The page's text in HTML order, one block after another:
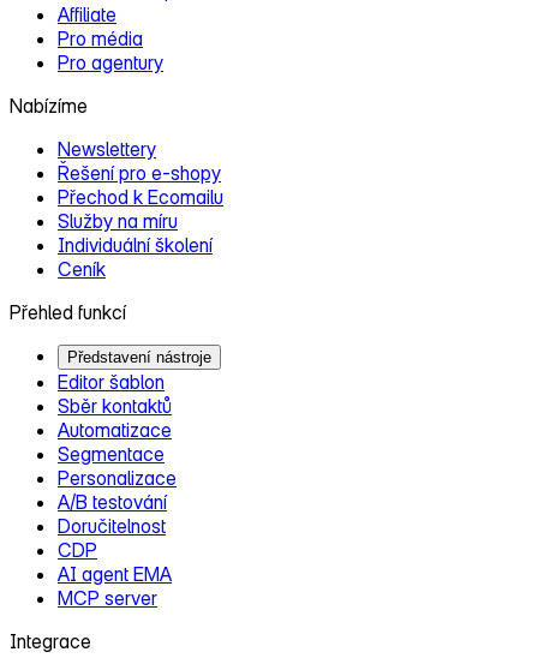
Affiliate
Pro média
Pro agentury
Nabízíme
Newslettery
Řešení pro e‑shopy
Přechod k Ecomailu
Služby na míru
Individuální školení
Ceník
Přehled funkcí
Představení nástroje
Editor šablon
Sběr kontaktů
Automatizace
Segmentace
Personalizace
A/B testování
Doručitelnost
CDP
AI agent EMA
MCP server
Integrace